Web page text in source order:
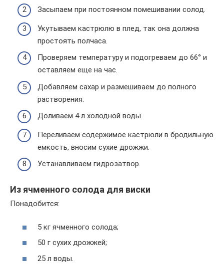
Засыпаем при постоянном помешивании солод.
Укутываем кастрюлю в плед, так она должна
простоять полчаса.
Проверяем температуру и подогреваем до 66° и
оставляем еще на час.
Добавляем сахар и размешиваем до полного
растворения.
Доливаем 4 л холодной воды.
Переливаем содержимое кастрюли в бродильную
емкость, вносим сухие дрожжи.
Устанавливаем гидрозатвор.
Из ячменного солода для виски
Понадобится:
5 кг ячменного солода;
50 г сухих дрожжей;
25 л воды.